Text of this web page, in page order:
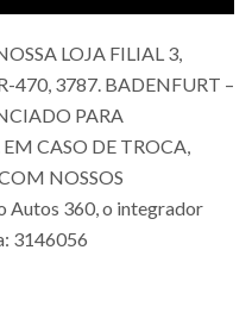
LOJA FILIAL 3,
470, 3787. BADENFURT –
PARA
CASO DE TROCA,
NOSSOS
Autos 360, o integrador
3146056